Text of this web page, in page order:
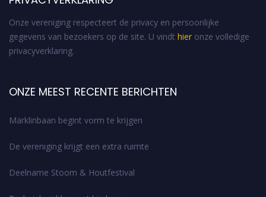
Onze vereniging respecteert de privacy en persoonlijke
gegevens van bezoekers op de site. U vindt hier onze volledige
privacyverklaring.
ONZE MEEST RECENTE BERICHTEN
Märklinbaan begint vorm te krijgen
De vereniging krijgt een extra ruimte
Deelname Stoom & Houtfestival